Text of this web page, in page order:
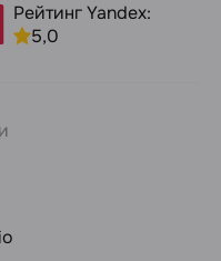
Рейтинг Yandex:
5,0